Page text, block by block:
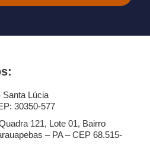
Santa Lúcia
30350-577
121, Lote 01, Bairro
– PA – CEP 68.515-